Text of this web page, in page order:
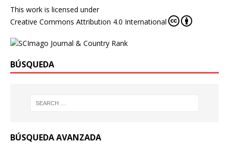
This work is licensed under
Creative Commons Attribution 4.0 International
BÚSQUEDA
BÚSQUEDA AVANZADA